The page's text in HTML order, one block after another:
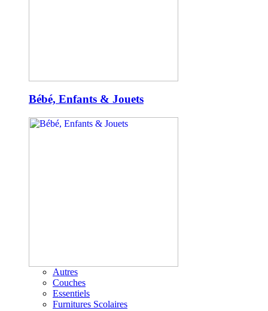
Bébé, Enfants & Jouets
Autres
Couches
Essentiels
Furnitures Scolaires